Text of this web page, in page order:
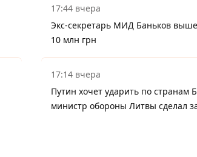
17:44 вчера
Экс-секретарь МИД Баньков
10 млн грн
17:14 вчера
Путин хочет ударить по странам
министр обороны Литвы сделал